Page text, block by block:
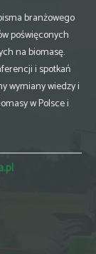
branżowego
poświęconych
na biomasę.
i spotkań
wymiany wiedzy i
w Polsce i